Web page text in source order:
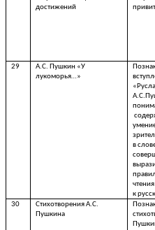
достижений
29
А.С. Пушкин «У
лукоморья…»
в
к
30
Стихотворения А.С.
Пушкина